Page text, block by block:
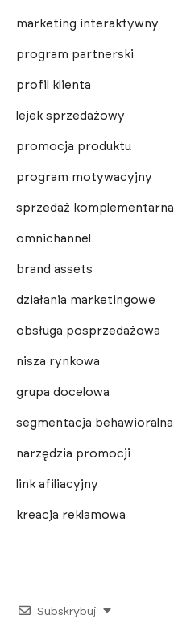
marketing interaktywny
program partnerski
profil klienta
lejek sprzedażowy
promocja produktu
program motywacyjny
sprzedaż komplementarna
omnichannel
brand assets
działania marketingowe
obsługa posprzedażowa
nisza rynkowa
grupa docelowa
segmentacja behawioralna
narzędzia promocji
link afiliacyjny
kreacja reklamowa
Subskrybuj